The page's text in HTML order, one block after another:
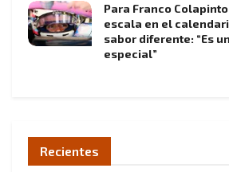
Para Franco
escala en el
sabor diferente: “Es
especial”
Recientes